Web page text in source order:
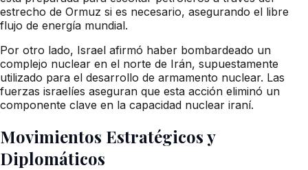
estrecho de Ormuz si es necesario, asegurando el libre
flujo de energía mundial.
Por otro lado, Israel afirmó haber bombardeado un
complejo nuclear en el norte de Irán, supuestamente
utilizado para el desarrollo de armamento nuclear. Las
fuerzas israelíes aseguran que esta acción eliminó un
componente clave en la capacidad nuclear iraní.
Movimientos Estratégicos y
Diplomáticos